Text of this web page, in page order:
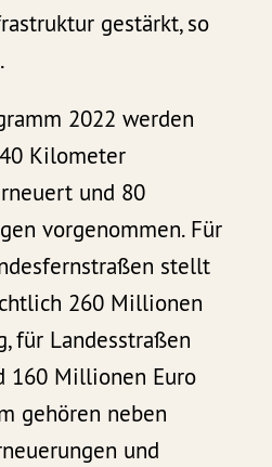
gestärkt, so
2022 werden
Kilometer
und 80
vorgenommen. Für
stellt
260 Millionen
für Landesstraßen
160 Millionen Euro
gehören neben
und